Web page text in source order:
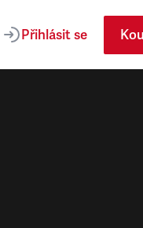
Přihlásit se